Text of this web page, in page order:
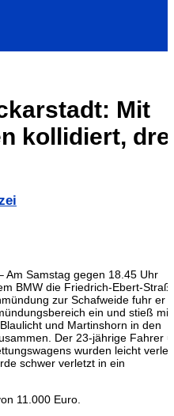
Mit
kollidiert,
Am Samstag gegen 18.45 Uhr
BMW die Friedrich-Ebert-
zur Schafweide fuhr er
ein und stieß mit
und Martinshorn in den
Der 23-jährige Fahrer
wurden leicht
schwer verletzt in ein
11.000 Euro.